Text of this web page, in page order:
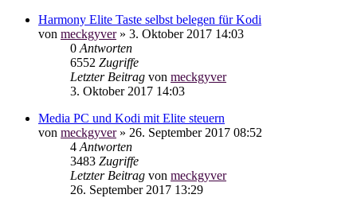
Harmony Elite Taste selbst belegen für Kodi
von meckgyver» 3. Oktober 2017 14:03
0 Antworten
6552 Zugriffe
Letzter Beitrag von meckgyver
3. Oktober 2017 14:03
Media PC und Kodi mit Elite steuern
von meckgyver» 26. September 2017 08:52
4 Antworten
3483 Zugriffe
Letzter Beitrag von meckgyver
26. September 2017 13:29